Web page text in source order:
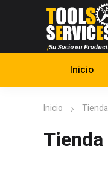
Inicio
Inicio Tienda
Tienda